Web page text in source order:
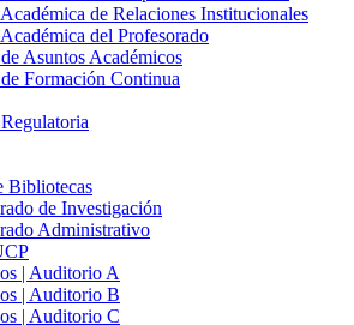
de Relaciones Institucionales
del Profesorado
Asuntos Académicos
Formación Continua
Bibliotecas
de Investigación
Administrativo
| Auditorio A
| Auditorio B
| Auditorio C